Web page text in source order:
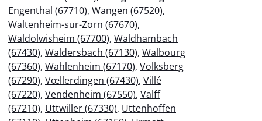
Engenthal (67710), Wangen (67520),
Waltenheim-sur-Zorn (67670),
Waldolwisheim (67700), Waldhambach
(67430), Waldersbach (67130), Walbourg
(67360), Wahlenheim (67170), Volksberg
(67290), Vœllerdingen (67430), Villé
(67220), Vendenheim (67550), Valff
(67210), Uttwiller (67330), Uttenhoffen